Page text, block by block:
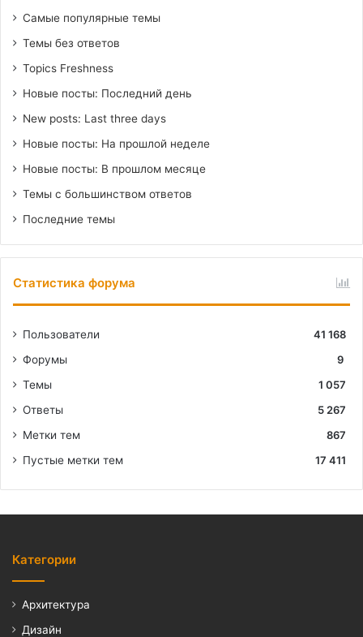
Самые популярные темы
Темы без ответов
Topics Freshness
Новые посты: Последний день
New posts: Last three days
Новые посты: На прошлой неделе
Новые посты: В прошлом месяце
Темы с большинством ответов
Последние темы
Статистика форума
Пользователи
41 168
Форумы
9
Темы
1 057
Ответы
5 267
Метки тем
867
Пустые метки тем
17 411
Категории
Архитектура
Дизайн